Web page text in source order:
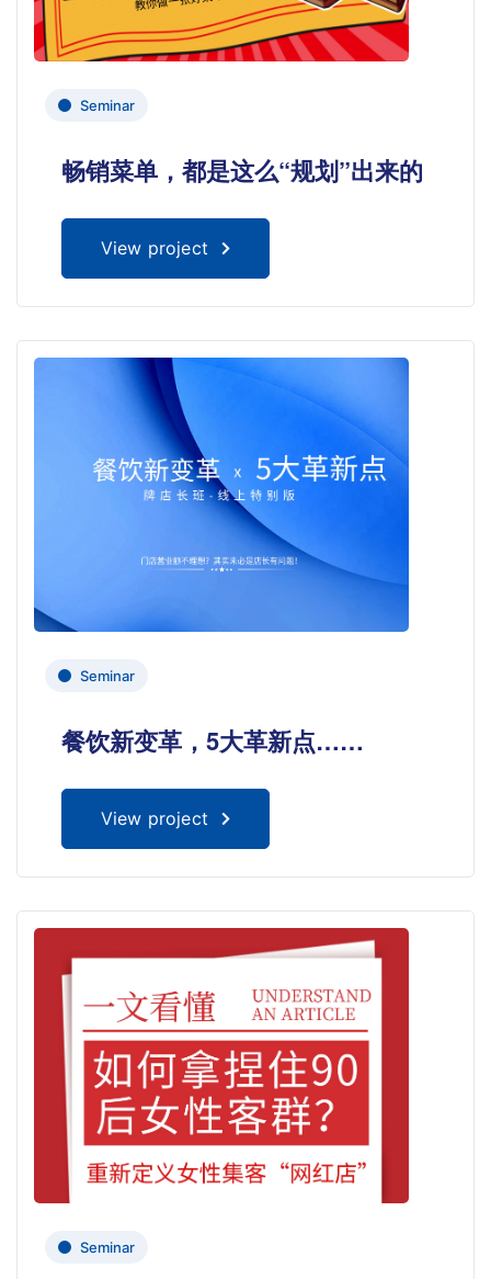
Seminar
畅销菜单，都是这么“规划”出来的
View project
Seminar
餐饮新变革，5大革新点……
View project
Seminar